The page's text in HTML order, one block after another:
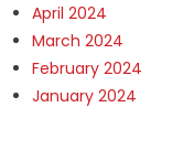
April 2024
March 2024
February 2024
January 2024